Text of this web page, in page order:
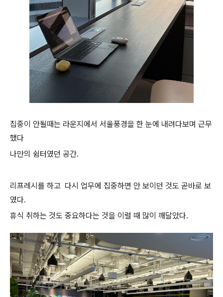
집중이 안될때는 라운지에서 서울풍경을 한 눈에 내려다보며 근무
했다
나만의 쉼터였던 공간.
리프레시를 하고 다시 업무에 집중하면 안 보이던 것도 곧바로 보
였다.
휴식 취하는 것도 중요하다는 것을 이럴 때 많이 깨달았다.